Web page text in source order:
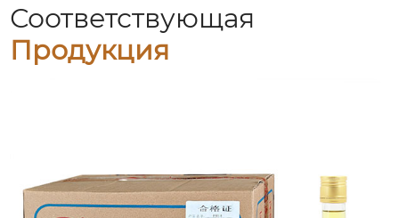
Соответствующая
Продукция